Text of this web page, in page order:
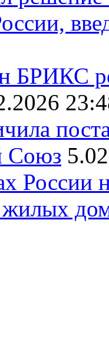
БРИКС
Союз
России